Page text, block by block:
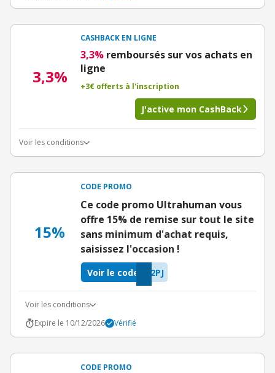
3,3%
CASHBACK EN LIGNE
3,3% remboursés sur vos achats en
ligne
+3€ offerts à l'inscription
J'active mon CashBack
Voir les conditions
15%
CODE PROMO
Ce code promo Ultrahuman vous
offre 15% de remise sur tout le site
sans minimum d'achat requis,
saisissez l'occasion !
2PJ
Voir le code
Voir les conditions
Expire le 10/12/2026
Vérifié
CODE PROMO